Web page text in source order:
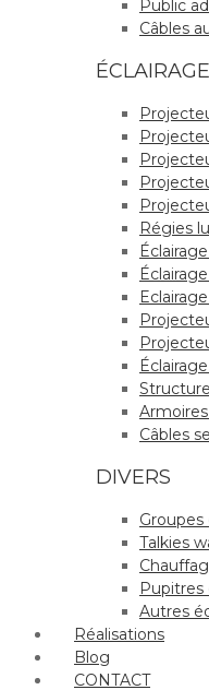
Public
Câbles
ÉCLAIRAGE
Régies
Câbles
DIVERS
Talkies
Autres
Réalisations
Blog
CONTACT